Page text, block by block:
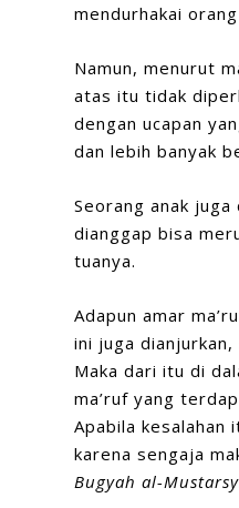
mendurhakai
Namun, menurut
atas itu tidak
dengan ucapan
dan lebih banyak
Seorang anak
dianggap bisa
tuanya.
Adapun amar
ini juga
Maka dari itu di
ma’ruf yang
Apabila kesalahan
karena sengaja
Bugyah al-M